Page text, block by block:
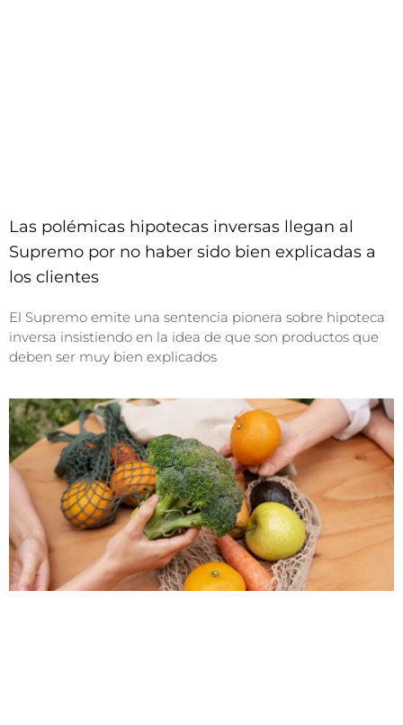
Las polémicas hipotecas inversas llegan al
Supremo por no haber sido bien explicadas a
los clientes
El Supremo emite una sentencia pionera sobre hipoteca
inversa insistiendo en la idea de que son productos que
deben ser muy bien explicados